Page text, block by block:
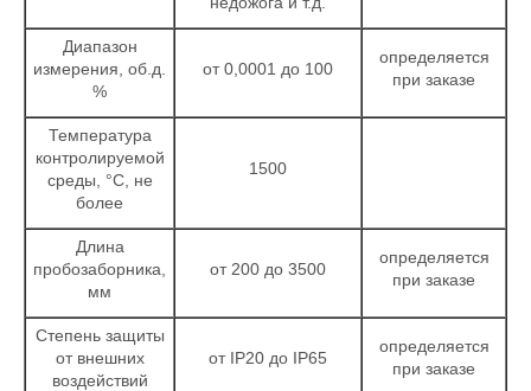
Диапазон
измерения, об.д.
%
от 0,0001 до 100
определяется
при заказе
Температура
контролируемой
среды, °С, не
более
1500
Длина
пробозаборника,
мм
от 200 до 3500
определяется
при заказе
Степень защиты
от внешних
воздействий
от IP20 до IP65
определяется
при заказе